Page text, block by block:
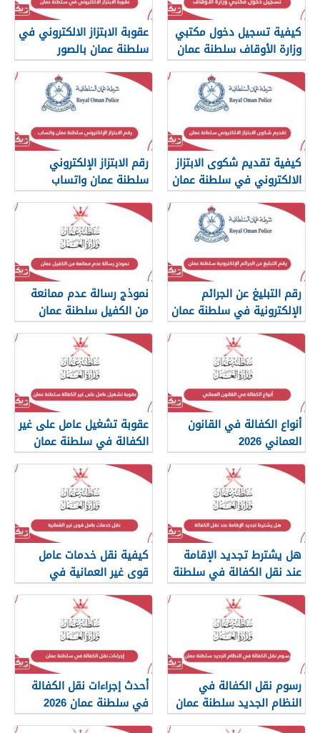
كيفية تسجيل دخول مكتبي
وزارة الأوقاف سلطنة عمان
عقوبة الابتزاز الالكتروني في
سلطنة عمان بالصور
والرسائل
كيفية تقديم شكوى الابتزاز
الالكتروني في سلطنة عمان
رقم الابتزاز الإلكتروني
سلطنة عمان واتساب
رقم التبليغ عن الجرائم
الإلكترونية في سلطنة عمان
2026
نموذج رسالة عدم ممانعة
من الكفيل سلطنة عمان
أنواع الكفالة في القانون
العماني 2026
عقوبة تشغيل عامل على غير
الكفالة في سلطنة عمان
هل يشترط تجديد الإقامة
عند نقل الكفالة في سلطنة
عمان؟
كيفية نقل خدمات عامل
قوى غير العمانية في
سلطنة عمان
رسوم نقل الكفالة في
النظام الجديد سلطنة عمان
2026
أحدث إجراءات نقل الكفالة
في سلطنة عمان 2026